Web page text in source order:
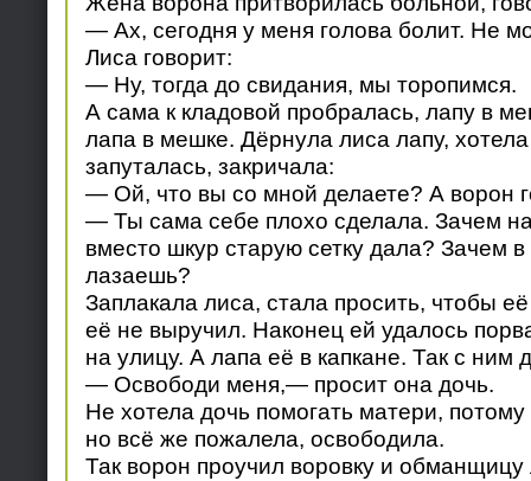
— Ах, сегодня у меня голова болит. Не
Лиса говорит:
— Ну, тогда до свидания, мы торопимся.
А сама к кладовой пробралась, лапу в
лапа в мешке. Дёрнула лиса лапу,
запуталась, закричала:
— Ой, что вы со мной делаете? А ворон
— Ты сама себе плохо сделала. Зачем
вместо шкур старую сетку дала? Зачем
лазаешь?
Заплакала лиса, стала просить, чтобы
её не выручил. Наконец ей удалось
на улицу. А лапа её в капкане. Так с ним
— Освободи меня,— просит она дочь.
Не хотела дочь помогать матери,
но всё же пожалела, освободила.
Так ворон проучил воровку и обманщицу